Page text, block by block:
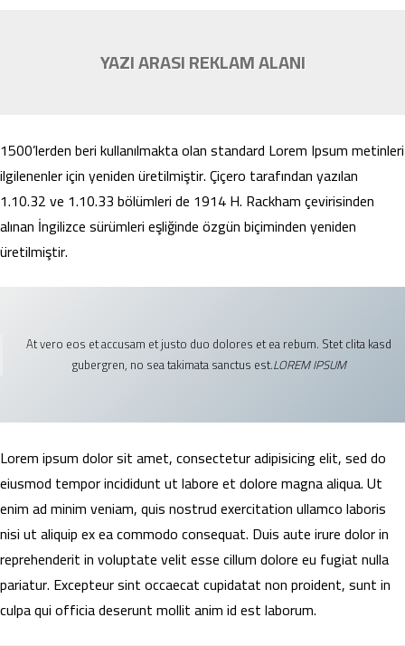
YAZI ARASI REKLAM ALANI
1500’lerden beri kullanılmakta olan standard Lorem Ipsum metinleri
ilgilenenler için yeniden üretilmiştir. Çiçero tarafından yazılan
1.10.32 ve 1.10.33 bölümleri de 1914 H. Rackham çevirisinden
alınan İngilizce sürümleri eşliğinde özgün biçiminden yeniden
üretilmiştir.
At vero eos et accusam et justo duo dolores et ea rebum. Stet clita kasd
gubergren, no sea takimata sanctus est.LOREM IPSUM
Lorem ipsum dolor sit amet, consectetur adipisicing elit, sed do
eiusmod tempor incididunt ut labore et dolore magna aliqua. Ut
enim ad minim veniam, quis nostrud exercitation ullamco laboris
nisi ut aliquip ex ea commodo consequat. Duis aute irure dolor in
reprehenderit in voluptate velit esse cillum dolore eu fugiat nulla
pariatur. Excepteur sint occaecat cupidatat non proident, sunt in
culpa qui officia deserunt mollit anim id est laborum.